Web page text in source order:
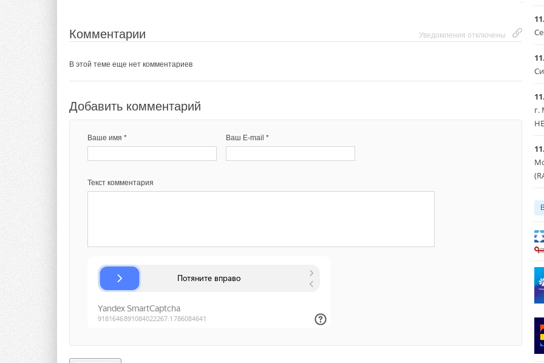
Уведомления отключены
Комментарии
В этой теме еще нет комментариев
Добавить комментарий
Ваше имя * Ваш E-mail *
Текст комментария
г.